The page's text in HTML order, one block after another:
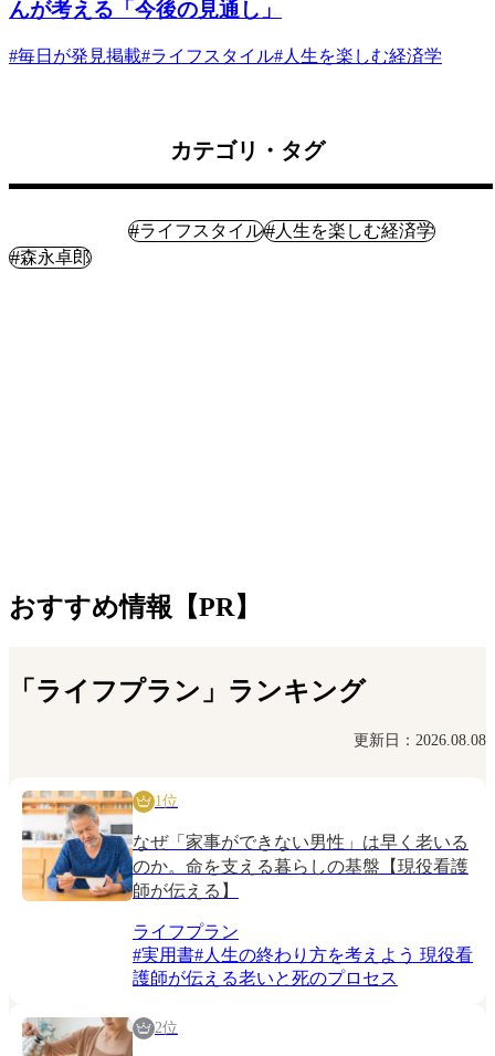
んが考える「今後の見通し」
#毎日が発見掲載#ライフスタイル#人生を楽しむ経済学
カテゴリ・タグ
#ライフスタイル#人生を楽しむ経済学
#森永卓郎
おすすめ情報【PR】
「ライフプラン」ランキング
更新日：2026.08.08
1位
なぜ「家事ができない男性」は早く老いる
のか。命を支える暮らしの基盤【現役看護
師が伝える】
ライフプラン
#実用書#人生の終わり方を考えよう 現役看
護師が伝える老いと死のプロセス
2位